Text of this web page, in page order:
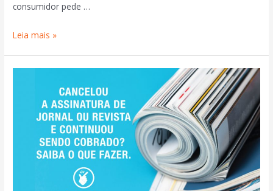
consumidor pede …
Leia mais »